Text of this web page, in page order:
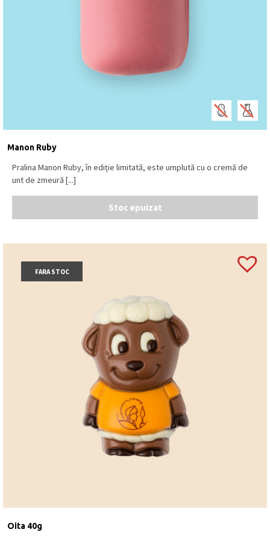
Manon Ruby
Pralina Manon Ruby, în ediție limitată, este umplută cu o cremă de
unt de zmeură [...]
Stoc epuizat
FARA STOC
Oita 40g